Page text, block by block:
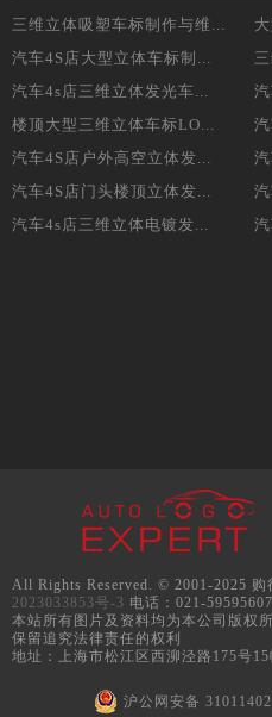
三维立体吸塑车标制作与维...
汽车4S店大型立体车标制...
汽车4s店三维立体发光车...
楼顶大型三维立体车标LO...
汽车4S店户外高空立体发...
汽车4S店门头楼顶立体发...
汽车4s店三维立体电镀发...
All Rights Reserved. © 2001-2025 购
2023033853号-3 电话：021-59595607
本站所有图片及资料均为本公司版权
保留追究法律责任的权利
地址：上海市松江区西泖泾路175号
沪公网安备